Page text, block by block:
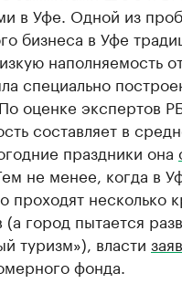
в Уфе. Одной из
бизнеса в Уфе
наполняемость
специально
оценке экспертов
составляет в
праздники она
не менее, когда в
проходят несколько
город пытается
туризм»), власти
фонда.